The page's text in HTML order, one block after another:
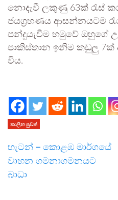
නොදැවී ලකුණු 63ක් රැස්
ජයග්‍රහණය ආසන්නයටම
පන්දුයැවීම හමුවේ ඔහුගේ
පාකිස්තාන ඉනිම කඩුලු 7ක්
විය.
කාලීන පුවත්
හැටන් – කොළඹ මාර්ගයේ
වාහන ගමනාගමනයට
බාධා